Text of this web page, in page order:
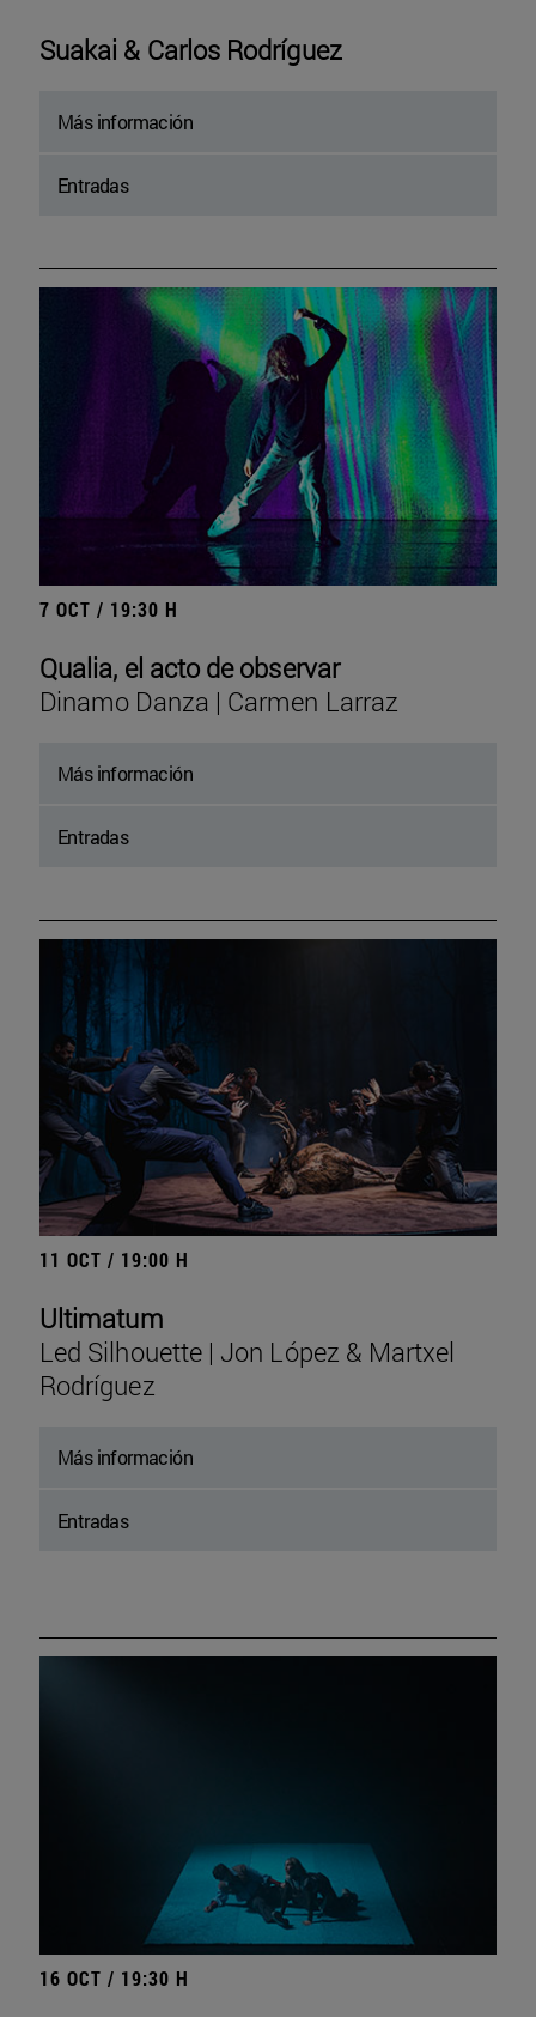
Suakai & Carlos Rodríguez
Más información
Entradas
7 OCT / 19:30 H
Qualia, el acto de observar
Dinamo Danza | Carmen Larraz
Más información
Entradas
11 OCT / 19:00 H
Ultimatum
Led Silhouette | Jon López & Martxel
Rodríguez
Más información
Entradas
16 OCT / 19:30 H